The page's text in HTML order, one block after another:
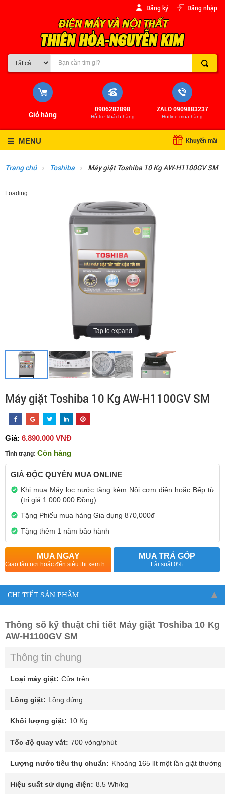
Đăng ký Đăng nhập
ZALO 0909883237
Hotline mua hàng
0906282898
Hỗ trợ khách hàng
Giỏ hàng
Khuyến mãi
MENU
Trang chủ Toshiba Máy giặt Toshiba 10 Kg AW-H1100GV SM
Loading…
Tap to expand
Máy giặt Toshiba 10 Kg AW-H1100GV SM
Giá: 6.890.000 VNĐ
Tình trạng: Còn hàng
GIÁ ĐỘC QUYỀN MUA ONLINE
Khi mua Máy lọc nước tặng kèm Nồi cơm điện hoặc Bếp từ
(trị giá 1.000.000 Đồng)
Tặng Phiếu mua hàng Gia dụng 870,000đ
Tặng thêm 1 năm bảo hành
MUA NGAY MUA TRẢ GÓP
Lãi suất 0%
CHI TIẾT SẢN PHẨM
Thông số kỹ thuật chi tiết Máy giặt Toshiba 10 Kg
AW-H1100GV SM
Thông tin chung
Loại máy giặt: Cửa trên
Lồng giặt: Lồng đứng
Khối lượng giặt: 10 Kg
Tốc độ quay vắt: 700 vòng/phút
Lượng nước tiêu thụ chuẩn: Khoảng 165 lít một lần giặt thường
Hiệu suất sử dụng điện: 8.5 Wh/kg